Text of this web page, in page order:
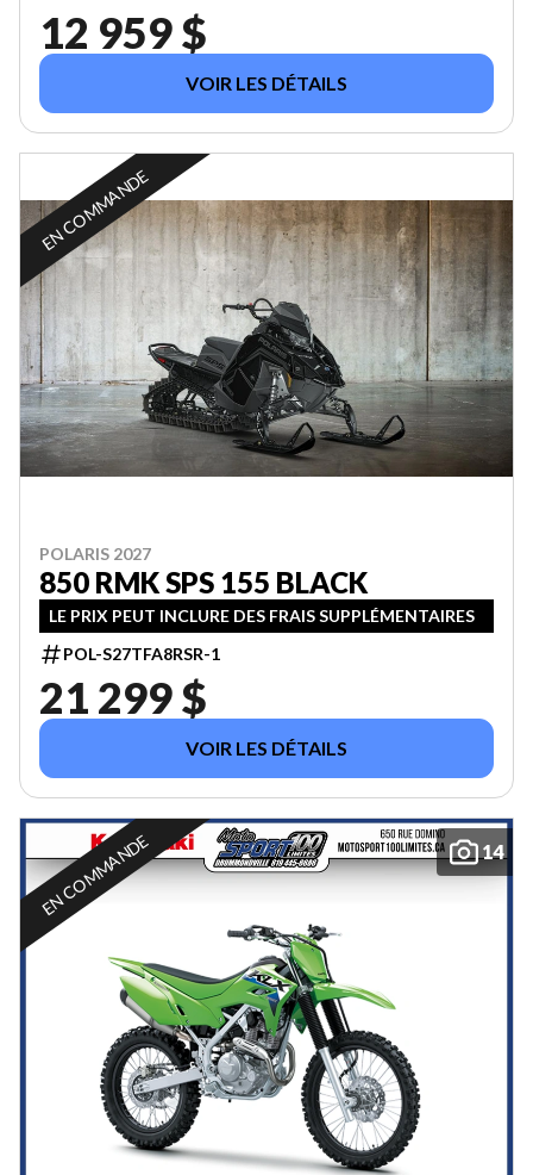
12 959 $
VOIR LES DÉTAILS
EN COMMANDE
POLARIS 2027
850 RMK SPS 155 BLACK
LE PRIX PEUT INCLURE DES FRAIS SUPPLÉMENTAIRES
POL-S27TFA8RSR-1
21 299 $
VOIR LES DÉTAILS
14
EN COMMANDE